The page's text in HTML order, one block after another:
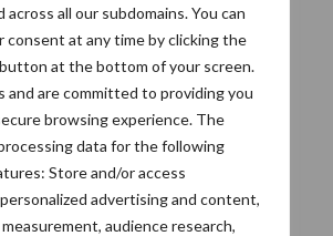
all our subdomains. You can
consent at any time by clicking the
at the bottom of your screen.
and are committed to providing you
browsing experience. The
data for the following
Store and/or access
advertising and content,
audience research,
Deze is enkel van
terug te brengen op
spreekt. Dat is een Retro-